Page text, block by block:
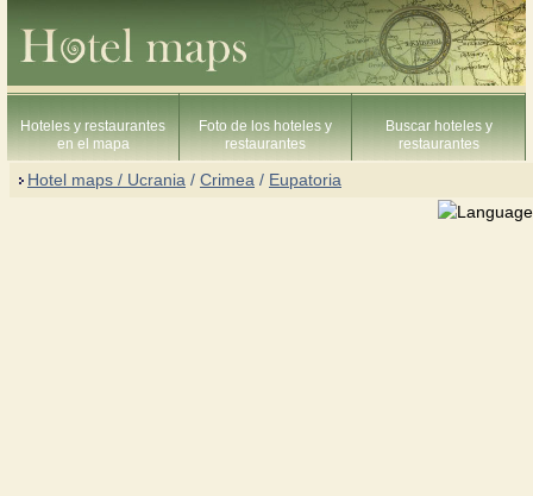
Hoteles y restaurantes
en el mapa
Foto de los hoteles y
restaurantes
Buscar hoteles y
restaurantes
Hotel maps / Ucrania / Crimea / Eupatoria